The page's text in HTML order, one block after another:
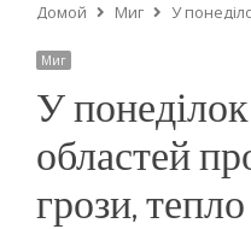
Домой Миг У
Миг
У
областей
грози,